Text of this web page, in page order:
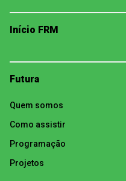
Início FRM
Futura
Quem somos
Como assistir
Programação
Projetos